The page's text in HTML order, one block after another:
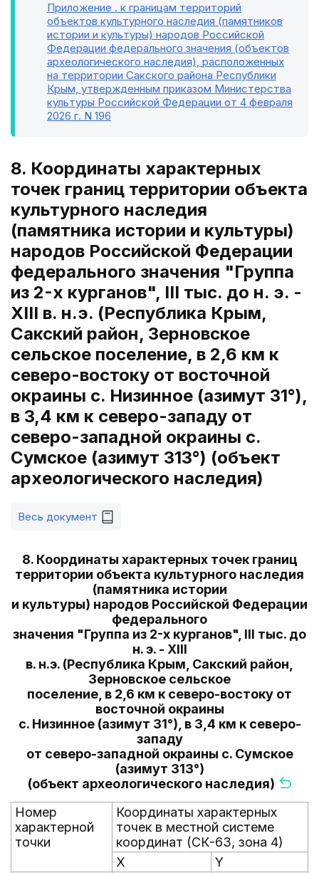
Приложение . к границам территорий
объектов культурного наследия (памятников
истории и культуры) народов Российской
Федерации федерального значения (объектов
археологического наследия), расположенных
на территории Сакского района Республики
Крым, утвержденным приказом Министерства
культуры Российской Федерации от 4 февраля
2026 г. N 196
8. Координаты характерных
точек границ территории объекта
культурного наследия
(памятника истории и культуры)
народов Российской Федерации
федерального значения "Группа
из 2-х курганов", III тыс. до н. э. -
XIII в. н.э. (Республика Крым,
Сакский район, Зерновское
сельское поселение, в 2,6 км к
северо-востоку от восточной
окраины с. Низинное (азимут 31°),
в 3,4 км к северо-западу от
северо-западной окраины с.
Сумское (азимут 313°) (объект
археологического наследия)
Весь документ
8. Координаты характерных точек границ
территории объекта культурного наследия
(памятника истории
и культуры) народов Российской Федерации
федерального
значения "Группа из 2-х курганов", III тыс. до
н. э. - XIII
в. н.э. (Республика Крым, Сакский район,
Зерновское сельское
поселение, в 2,6 км к северо-востоку от
восточной окраины
с. Низинное (азимут 31°), в 3,4 км к северо-
западу
от северо-западной окраины с. Сумское
(азимут 313°)
(объект археологического наследия)
Номер
характерной
точки
Координаты характерных
точек в местной системе
координат (СК-63, зона 4)
X
Y